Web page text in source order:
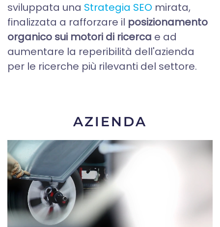
sviluppata una Strategia SEO mirata,
finalizzata a rafforzare il posizionamento
organico sui motori di ricerca e ad
aumentare la reperibilità dell'azienda
per le ricerche più rilevanti del settore.
AZIENDA